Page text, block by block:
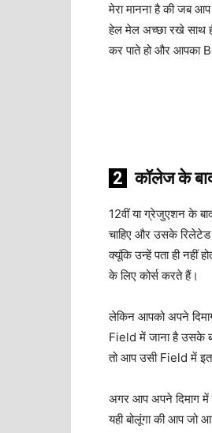
मेरा मानना है की जब
हेल मेल अच्छा रखे साथ
कर पाते हो और आपका
2 कॉलेज के
12वीं या ग्रेजुएशन के
चाहिए और उसके रिलेटेड
क्यूंकि उन्हें पता ही नहीं
के लिए कोर्स करते हैं।
लेकिन आपको अपने
Field में जाना है उसके
तो आप उसी Field में
अगर आप अपने दिमाग में
यही बोलूंगा की आप